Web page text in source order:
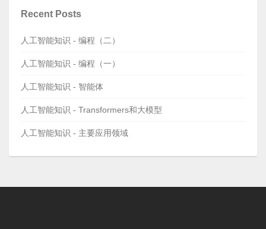
Recent Posts
人工智能知识 - 编程（二）
人工智能知识 - 编程（一）
人工智能知识 - 智能体
人工智能知识 - Transformers和大模型
人工智能知识 - 主要应用领域